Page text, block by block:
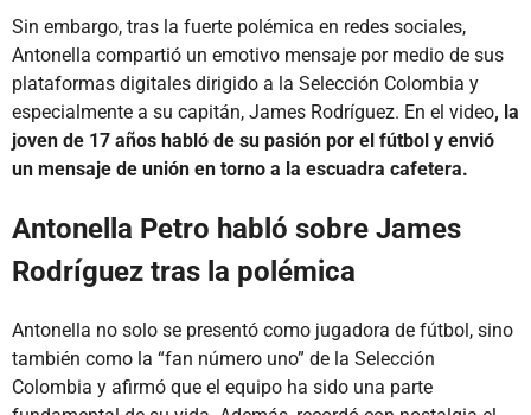
Sin embargo, tras la fuerte polémica en redes sociales,
Antonella compartió un emotivo mensaje por medio de sus
plataformas digitales dirigido a la Selección Colombia y
especialmente a su capitán, James Rodríguez. En el video, la
joven de 17 años habló de su pasión por el fútbol y envió
un mensaje de unión en torno a la escuadra cafetera.
Antonella Petro habló sobre James
Rodríguez tras la polémica
Antonella no solo se presentó como jugadora de fútbol, sino
también como la “fan número uno” de la Selección
Colombia y afirmó que el equipo ha sido una parte